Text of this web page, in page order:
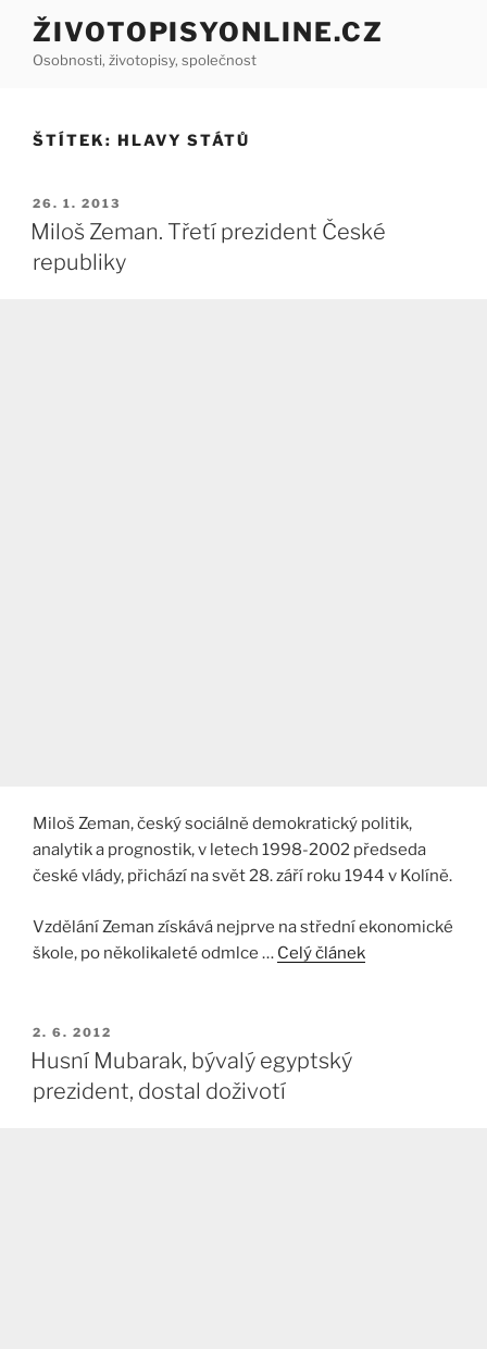
Přejít
obsahu
ŽIVOTOPISYONLINE.CZ
Osobnosti, životopisy, společnost
ŠTÍTEK: HLAVY STÁTŮ
PUBLIKOVÁNO
26. 1. 2013
Miloš Zeman. Třetí prezident České
republiky
Miloš Zeman, český sociálně demokratický politik,
analytik a prognostik, v letech 1998-2002 předseda
české vlády, přichází na svět 28. září roku 1944 v Kolíně.
Vzdělání Zeman získává nejprve na střední ekonomické
škole, po několikaleté odmlce … Celý článek
PUBLIKOVÁNO
2. 6. 2012
Husní Mubarak, bývalý egyptský
prezident, dostal doživotí